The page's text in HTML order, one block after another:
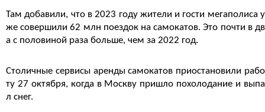
Там добавили, что в 2023 году жители и гости мегаполиса у
же совершили 62 млн поездок на самокатов. Это почти в дв
а с половиной раза больше, чем за 2022 год.
Столичные сервисы аренды самокатов приостановили рабо
ту 27 октября, когда в Москву пришло похолодание и выпа
л снег.